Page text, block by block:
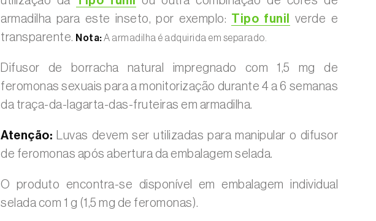
armadilha para este inseto, por exemplo: Tipo funil
verde e
transparente. Nota:A armadilha é adquirida em separado.
Difusor de borracha natural impregnado com 1,5 mg de
feromonas sexuais para a monitorização durante 4 a 6 semanas
da traça-da-lagarta-das-fruteiras em armadilha.
Atenção: Luvas devem ser utilizadas para manipular o difusor
de feromonas após abertura da embalagem selada.
O produto encontra-se disponível em embalagem individual
selada com 1 g (1,5 mg de feromonas).